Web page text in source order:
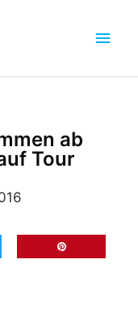
ab
Tour